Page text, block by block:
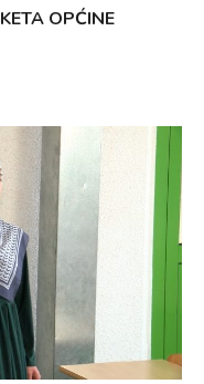
OPĆINE